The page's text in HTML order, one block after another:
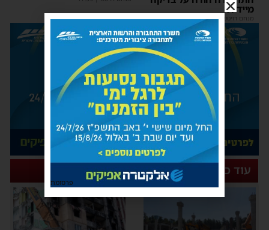
מיידית
מנחם דויטש |
17:44 | 3 תגובות
עוד כותרות
פרסומת